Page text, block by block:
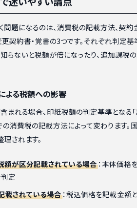
問題になるのは、消費税の記載方法、契
更契約書・覚書の3つです。それぞれ判定
らないと税額が倍になったり、追加課税
よる税額への影響
まれる場合、印紙税額の判定基準となる
の消費税の記載方法によって変わります。
されます。
額が区分記載されている場合：本体価格
定
載されている場合：税込価格を記載金額